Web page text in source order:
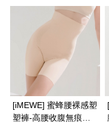
[iMEWE] 蜜蜂腰裸感塑
塑褲-高腰收腹無痕束